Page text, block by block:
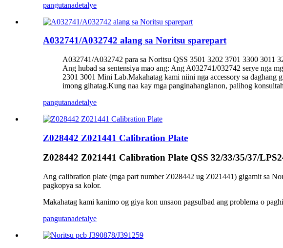
pangutanadetalye
A032741/A032742 alang sa Noritsu sparepart
A032741/A032742 para sa Noritsu QSS 3501 3202 3701 3300 3011
Ang hubad sa sentensiya mao ang: Ang A032741/032742 serye nga
2301 3001 Mini Lab.Makahatag kami niini nga accessory sa daghang
imong gihatag.Kung naa kay mga panginahanglanon, palihog
pangutanadetalye
Z028442 Z021441 Calibration Plate
Z028442 Z021441 Calibration Plate QSS 32/33/35/37/
Ang calibration plate (mga part number Z028442 ug Z021441) gigamit sa
pagkopya sa kolor.
Makahatag kami kanimo og giya kon unsaon pagsulbad ang problema o
pangutanadetalye